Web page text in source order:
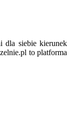
dla siebie kierunek
to platforma